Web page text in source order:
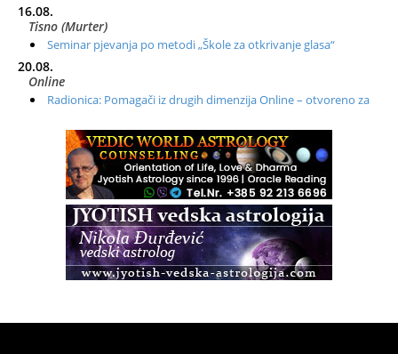
16.08.
Tisno (Murter)
Seminar pjevanja po metodi „Škole za otkrivanje glasa“
20.08.
Online
Radionica: Pomagači iz drugih dimenzija Online – otvoreno za
Zagreb+Online
Osnovni ThetaHealing® tečaj, Zagreb i Online
Access BARS®, otpusti stres
Access Energetski Facelift®